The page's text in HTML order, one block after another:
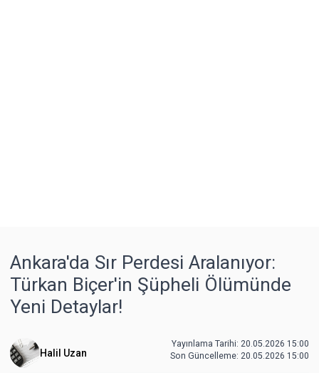
Ankara'da Sır Perdesi Aralanıyor:
Türkan Biçer'in Şüpheli Ölümünde
Yeni Detaylar!
Halil Uzan
Yayınlama Tarihi: 20.05.2026 15:00
Son Güncelleme: 20.05.2026 15:00